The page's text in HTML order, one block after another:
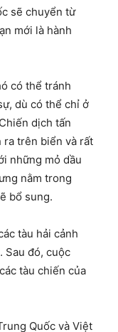
sẽ chuyển từ
mới là hành
có thể tránh
dù có thể chỉ ở
dịch tấn
ra trên biển và rất
những mỏ dầu
nằm trong
bổ sung.
tàu hải cảnh
Sau đó, cuộc
tàu chiến của
Quốc và Việt